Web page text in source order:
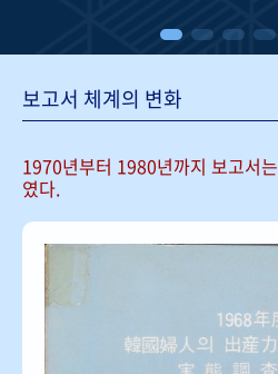
보고서 체계의 변화
1970년부터 1980년까지 보고서는
였다.